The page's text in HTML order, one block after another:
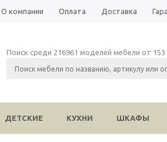
О компании Оплата Доставка
Поиск среди 216961 моделей мебели от
ДЕТСКИЕ КУХНИ ШКАФЫ